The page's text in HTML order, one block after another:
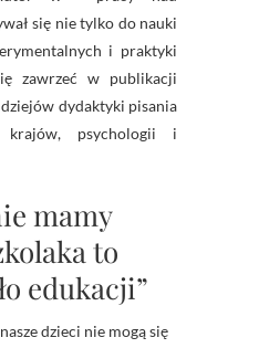
się nie tylko do nauki
i praktyki
zawrzeć w publikacji
dydaktyki pisania
psychologii i
mamy
to
edukacji”
dzieci nie mogą się